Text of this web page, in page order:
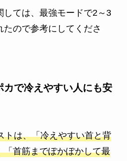
しては、最強モードで2～3
ので参考にしてくださ
カで冷えやすい人にも安
トは、「冷えやすい首と背
「首筋までぽかぽかして最